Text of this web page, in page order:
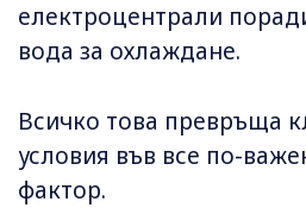
електроцентрали
вода за охлаждане.
Всичко това превръща
условия във все по-
фактор.